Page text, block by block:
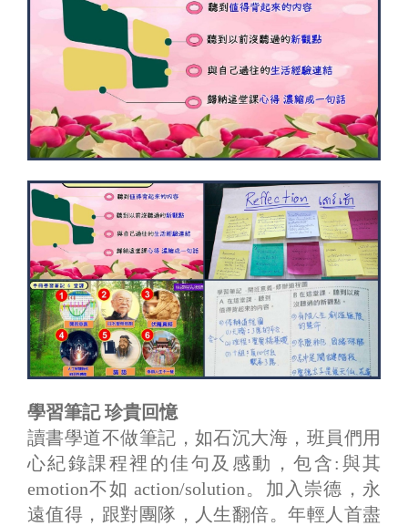
學習筆記 珍貴回憶
讀書學道不做筆記，如石沉大海，班員們用
心紀錄課程裡的佳句及感動，包含:與其
emotion不如 action/solution。加入崇德，永
遠值得，跟對團隊，人生翻倍。年輕人首盡